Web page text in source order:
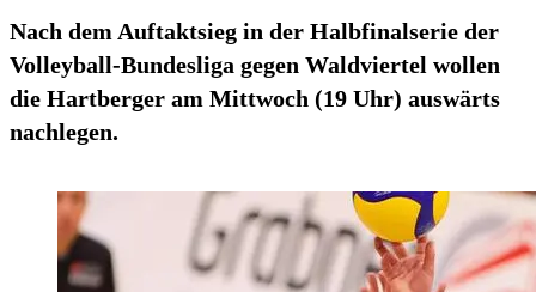
Nach dem Auftaktsieg in der Halbfinalserie der
Volleyball-Bundesliga gegen Waldviertel wollen
die Hartberger am Mittwoch (19 Uhr) auswärts
nachlegen.